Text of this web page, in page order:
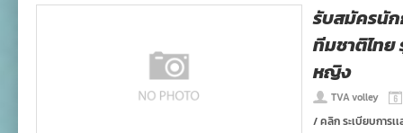
รับสมัครนั
ทีมชาติไทย
หญิง
TVA volley
/ คลิก ระเบียบการเ